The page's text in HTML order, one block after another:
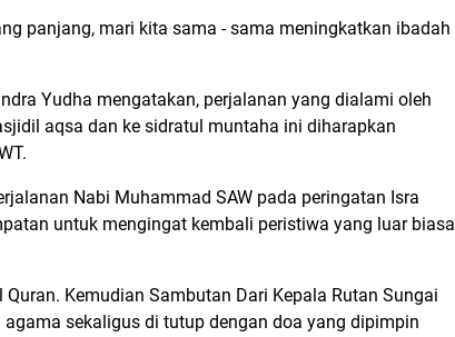
panjang, mari kita sama - sama meningkatkan ibadah
Yudha mengatakan, perjalanan yang dialami oleh
aqsa dan ke sidratul muntaha ini diharapkan
Nabi Muhammad SAW pada peringatan Isra
untuk mengingat kembali peristiwa yang luar biasa
Kemudian Sambutan Dari Kepala Rutan Sungai
sekaligus di tutup dengan doa yang dipimpin